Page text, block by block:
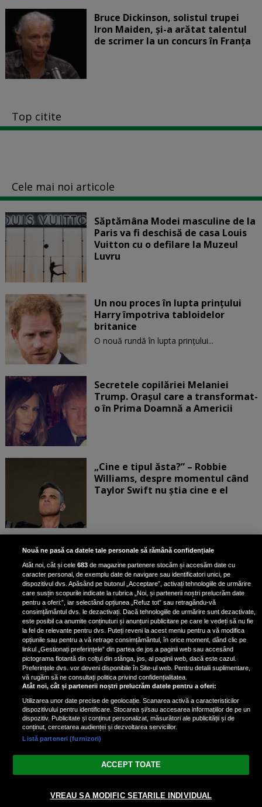
Bruce Dickinson, solistul trupei
Iron Maiden, şi-a arătat talentul
de scrimer la un concurs în Franţa
Top citite
Cele mai noi articole
Săptămâna Modei masculine de la
Paris va fi deschisă de casa Louis
Vuitton cu o defilare la Muzeul
Luvru
Un nou proces în lupta prinţului
Harry împotriva tabloidelor
britanice
O nouă rundă în lupta prinţului...
Secretele copilăriei Melaniei
Trump. Orașul care a transformat-
o în Prima Doamnă a Americii
„Cine e tipul ăsta?” – Robbie
Williams, despre momentul când
Taylor Swift nu știa cine e el
Bruce Dickinson, solistul trupei
Iron Maiden, şi-a arătat talentul
de scrimer la un concurs în Franţa
Nicki Minaj, acuzată de agresiune
de fostul manager: Detalii șocante
din proces
Nicki Minaj le-a lăudat pe...
Vezi varianta Desktop
© 2026 radiodcnews.ro | Toate drepturile rezervate.
Nouă ne pasă ca datele tale personale să rămână confidențiale
Atât noi, cât și cele683 de magazine partenere stocăm și accesăm date cu
caracter personal, de exemplu date de navigare sau identificatori unici, pe
dispozitivul dvs. Apăsând pe butonul „Acceptare”, activați tehnologiile de urmărire
care susțin scopurile indicate la rubrica „Noi, și partenerii noștri prelucrăm date
pentru a oferi:”, iar selectând opțiunea „Refuz tot” sau retragându-vă
consimțământul dvs. le dezactivați. Dacă tehnologiile de urmărire sunt dezactivate,
este posibil ca anumite conținuturi și anunțuri publicitare pe care le vedeți să nu fie
la fel de relevante pentru dvs. Puteți reveni la acest meniu pentru a vă modifica
opțiunile sau pentru a vă retrage consimțământul, în orice moment, dând clic pe
linkul „Gestionați preferințele” din partea de jos a paginii web sau accesând
pictograma flotantă din colțul din stânga, jos, al paginii web, dacă este cazul.
Preferințele dvs. vor deveni disponibile în Site-ul web. Pentru detalii suplimentare,
vă rugăm să ne consultați politica privind confidențialitatea.
Atât noi, cât și partenerii noștri prelucrăm datele pentru a oferi:
Utilizarea unor date precise de geolocație. Scanarea activă a caracteristicilor
dispozitivului pentru identificare. Stocarea și/sau accesarea informațiilor de pe un
dispozitiv. Publicitate și conținut personalizat, măsurători ale publicității și de
conținut, cercetarea audienței și dezvoltarea serviciilor.
Listă parteneri (furnizori)
ACCEPT TOATE
VREAU SA MODIFIC SETARILE INDIVIDUAL